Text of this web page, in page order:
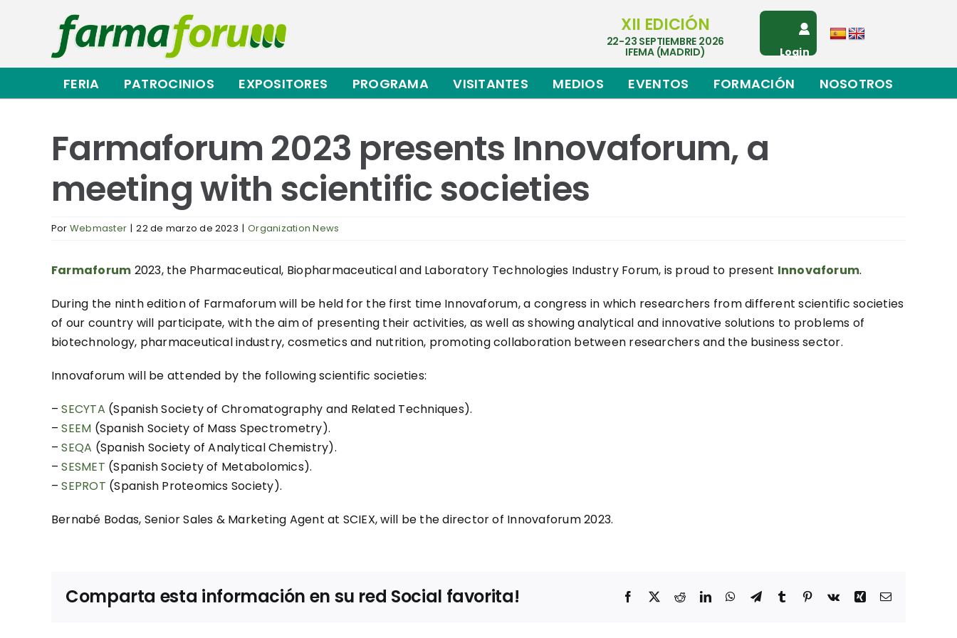
contenido
XII EDICIÓN
22-23 SEPTIEMBRE 2026
IFEMA (MADRID) Login
FERIA PATROCINIOS EXPOSITORES PROGRAMA VISITANTES MEDIOS EVENTOS FORMACIÓN NOSOTROS
Farmaforum 2023 presents Innovaforum, a
meeting with scientific societies
Por Webmaster | 22 de marzo de 2023 | Organization News
Farmaforum 2023, the Pharmaceutical, Biopharmaceutical and Laboratory Technologies Industry Forum, is proud to present Innovaforum.
During the ninth edition of Farmaforum will be held for the first time Innovaforum, a congress in which researchers from different scientific societies
of our country will participate, with the aim of presenting their activities, as well as showing analytical and innovative solutions to problems of
biotechnology, pharmaceutical industry, cosmetics and nutrition, promoting collaboration between researchers and the business sector.
Innovaforum will be attended by the following scientific societies:
–SECYTA (Spanish Society of Chromatography and Related Techniques).
–SEEM (Spanish Society of Mass Spectrometry).
–SEQA (Spanish Society of Analytical Chemistry).
–SESMET (Spanish Society of Metabolomics).
–SEPROT (Spanish Proteomics Society).
Bernabé Bodas, Senior Sales & Marketing Agent at SCIEX, will be the director of Innovaforum 2023.
Comparta esta información en su red Social favorita! Facebook
X RedditLinkedInWhatsApp
TelegramTumblr Pinterest
Vk Xing Correo